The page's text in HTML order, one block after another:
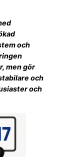
och
men gör
och
och